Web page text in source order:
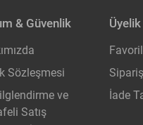
& Güvenlik
Sözleşmesi
ve
Satış
İade